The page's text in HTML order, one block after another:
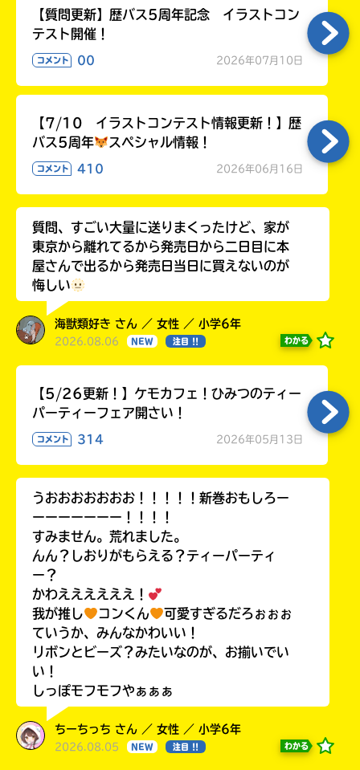
【質問更新】歴バス5周年記念 イラストコン
テスト開催！
コメント 00 2026年07月10日
【7/10 イラストコンテスト情報更新！】歴
バス5周年
スペシャル情報！
コメント 410 2026年06月16日
質問、すごい大量に送りまくったけど、家が
東京から離れてるから発売日から二日目に本
屋さんで出るから発売日当日に買えないのが
悔しい
海獣類好き さん ／ 女性 ／ 小学6年
2026.08.06 NEW 注目 !! わかる
【5/26更新！】ケモカフェ！ひみつのティー
パーティーフェア開さい！
コメント 314 2026年05月13日
うおおおおおおお！！！！！新巻おもしろー
ーーーーーーー！！！！
すみません。荒れました。
んん？しおりがもらえる？ティーパーティ
ー？
かわええええええ！
我が推し
コンくん
可愛すぎるだろぉぉぉ
ていうか、みんなかわいい！
リボンとビーズ？みたいなのが、お揃いでい
い！
しっぽモフモフやぁぁぁ
ちーちっち さん ／ 女性 ／ 小学6年
2026.08.05 NEW 注目 !! わかる